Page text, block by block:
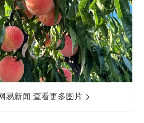
易新闻 查看更多图片